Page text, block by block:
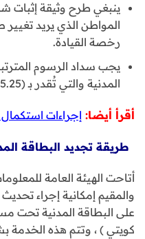
ينبغي طرح وثيقة
المواطن الذي يريد
رخصة القيادة.
يجب سداد الرسوم
المدنية والتي تُقدر بـ (5.25) دينارًا.
أقرأ أيضا: إجراءات
طريقة تجديد البطاقة
أتاحت الهيئة العامة
والمقيم إمكانية إجراء
على البطاقة المدنية
كويتي ) ، وتتم هذه الخدمة